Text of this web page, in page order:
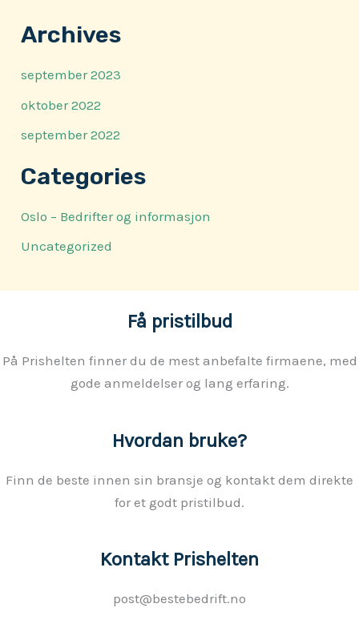
Archives
september 2023
oktober 2022
september 2022
Categories
Oslo – Bedrifter og informasjon
Uncategorized
Få pristilbud
På Prishelten finner du de mest anbefalte firmaene, med
gode anmeldelser og lang erfaring.
Hvordan bruke?
Finn de beste innen sin bransje og kontakt dem direkte
for et godt pristilbud.
Kontakt Prishelten
post@bestebedrift.no